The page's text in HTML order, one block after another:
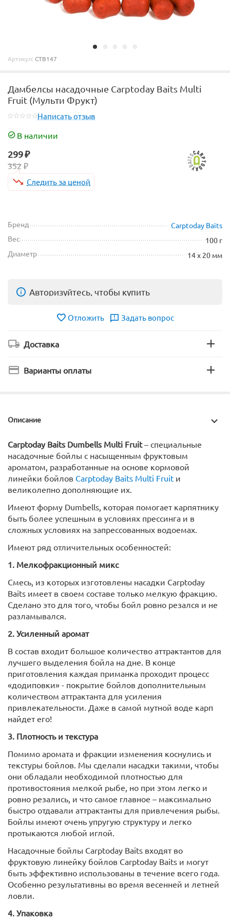
Артикул: CTB147
Дамбелсы насадочные Carptoday Baits Multi
Fruit (Мульти Фрукт)
Написать отзыв
В наличии
299₽
352 ₽
Следить за ценой
Бренд
Carptoday Baits
Вес
100 г
Диаметр
14 х 20 мм
Авторизуйтесь, чтобы купить
Отложить Задать вопрос
Доставка
Варианты оплаты
Описание
Carptoday Baits Dumbells Multi Fruit– специальные
насадочные бойлы с насыщенным фруктовым
ароматом, разработанные на основе кормовой
линейки бойлов Carptoday Baits Multi Fruit и
великолепно дополняющие их.
Имеют форму Dumbells, которая помогает карпятнику
быть более успешным в условиях прессинга и в
сложных условиях на запрессованных водоемах.
Имеют ряд отличительных особенностей:
1. Мелкофракционный микс
Смесь, из которых изготовлены насадки Carptoday
Baits имеет в своем составе только мелкую фракцию.
Сделано это для того, чтобы бойл ровно резался и не
разламывался.
2. Усиленный аромат
В состав входит большое количество аттрактантов для
лучшего выделения бойла на дне. В конце
приготовления каждая приманка проходит процесс
«додиповки» - покрытие бойлов дополнительным
количеством аттрактанта для усиления
привлекательности. Даже в самой мутной воде карп
найдет его!
3. Плотность и текстура
Помимо аромата и фракции изменения коснулись и
текстуры бойлов. Мы сделали насадки такими, чтобы
они обладали необходимой плотностью для
противостояния мелкой рыбе, но при этом легко и
ровно резались, и что самое главное – максимально
быстро отдавали аттрактанты для привлечения рыбы.
Бойлы имеют очень упругую структуру и легко
протыкаются любой иглой.
Насадочные бойлы Carptoday Baits входят во
фруктовую линейку бойлов Carptoday Baits и могут
быть эффективно использованы в течение всего года.
Особенно результативны во время весенней и летней
ловли.
4. Упаковка